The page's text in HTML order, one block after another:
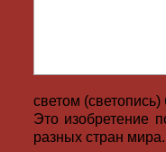
светом
Это изобретение
разных стран мира.